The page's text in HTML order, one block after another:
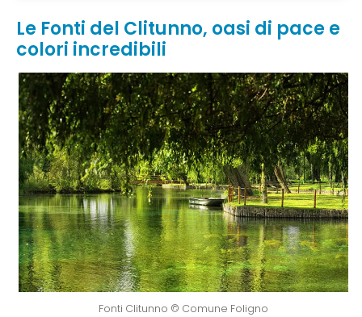
Le Fonti del Clitunno, oasi di pace e
colori incredibili
Fonti Clitunno © Comune Foligno